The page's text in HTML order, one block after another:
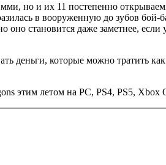
но и их 11 постепенно
в вооруженную до зубов
оно становится даже заметнее,
деньги, которые можно тратить
этим летом на PC, PS4, PS5, Xbox